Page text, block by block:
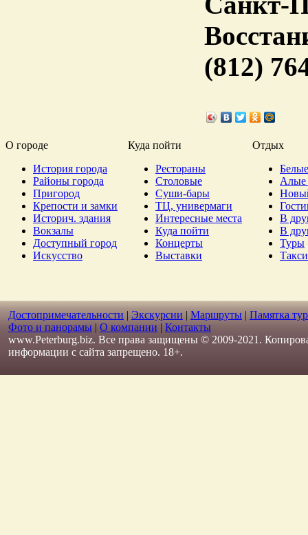
(812)
О городе Куда пойти
Отдых
История города
Районы города
Пригород
Крепости и замки
Историч. здания
Вокзалы
Доступный город
Искусство
Рестораны
Столовые
Суши-бары
ТЦ, универмаги
Интересные места
Куда пойти
Концерты
Выставки
Алые
В
В
Туры
Такси
Достопримечательности | Экскурсии | Маршруты | Памятка
Фото и панорамы | О компании | Контакты
www.Peterburg.biz. Все права защищены © 2009-2021.
информации с сайта запрещено. 18+.